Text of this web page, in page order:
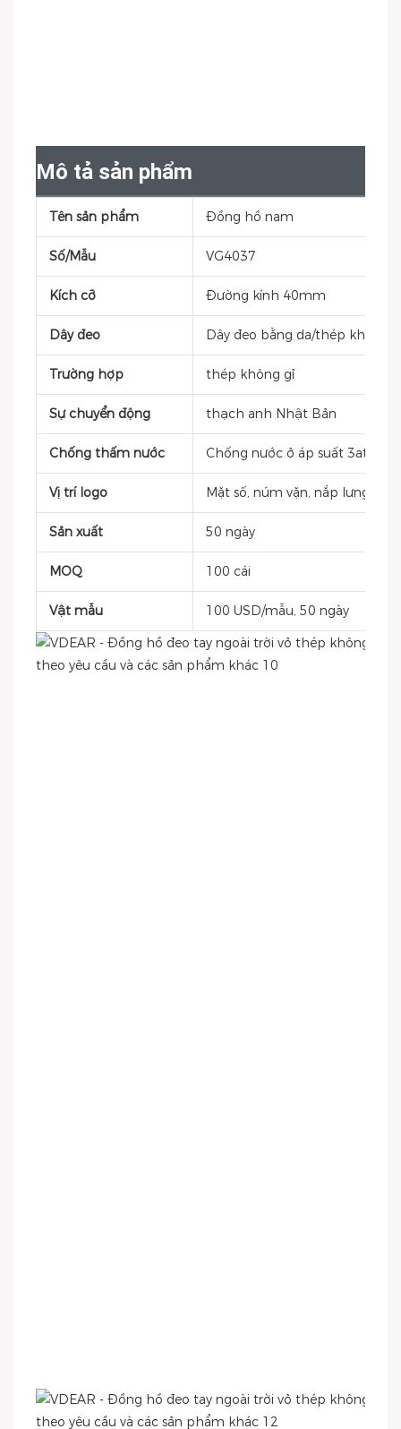
Mô tả sản phẩm
Tên sản phẩm Đồng hồ nam
Số/Mẫu VG4037
Kích cỡ Đường kính 40mm
Dây đeo Dây đeo bằng da/thép không
Trường hợp thép không gỉ
Sự chuyển động thạch anh Nhật Bản
Chống thấm nước Chống nước ở áp suất 3atm
Vị trí logo Mặt số, núm vặn, nắp lưng,
Sản xuất 50 ngày
MOQ 100 cái
Vật mẫu 100 USD/mẫu, 50 ngày